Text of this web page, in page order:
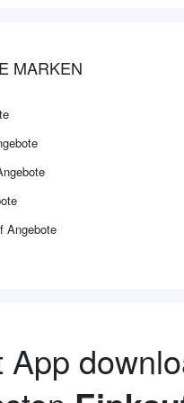
MARKEN
Angebote
App